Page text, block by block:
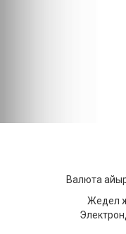
Валюта
Жедел